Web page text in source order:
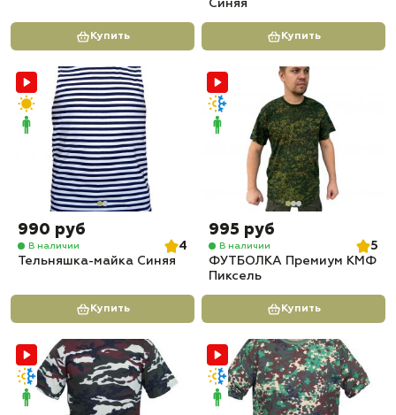
Купить
Синяя
Купить
990 руб
В наличии
4
Тельняшка-майка Синяя
Купить
995 руб
В наличии
5
ФУТБОЛКА Премиум КМФ
Пиксель
Купить